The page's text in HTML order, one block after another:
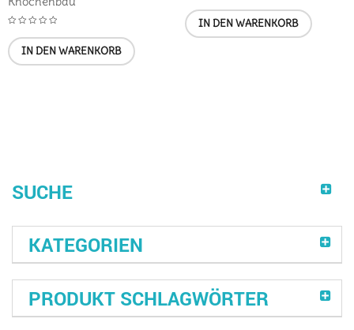
SUCHE
KATEGORIEN
PRODUKT SCHLAGWÖRTER
IN DEN WARENKORB
IN DEN WARENKORB